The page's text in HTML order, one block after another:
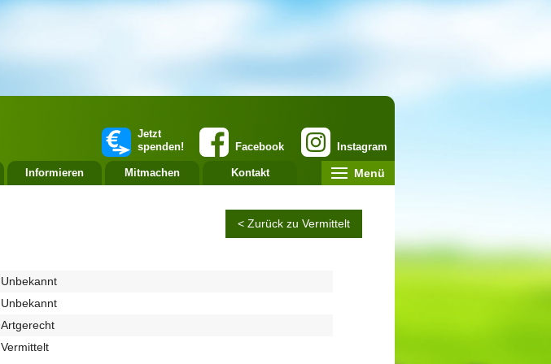
Instagram
Facebook
Jetzt
spenden!
Informieren Mitmachen Kontakt Menü
< Zurück zu Vermittelt
Unbekannt
Unbekannt
Artgerecht
Vermittelt